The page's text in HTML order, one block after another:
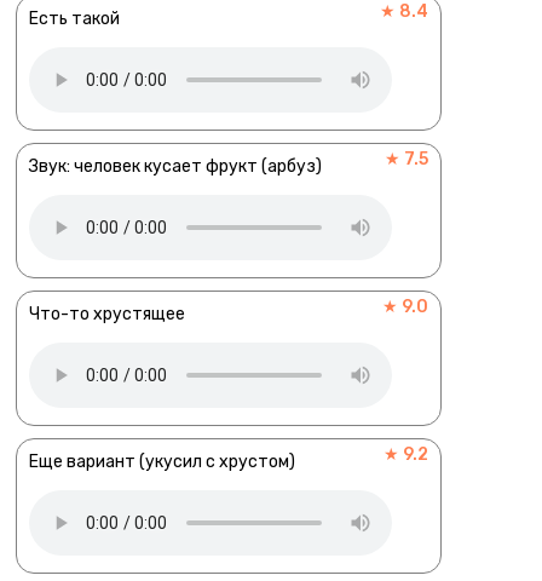
Есть такой ★ 8.4
Звук: человек кусает фрукт (арбуз) ★ 7.5
Что-то хрустящее ★ 9.0
Еще вариант (укусил с хрустом) ★ 9.2